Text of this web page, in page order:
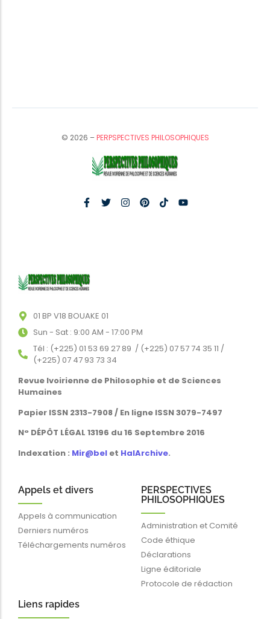
© 2026 –PERPSPECTIVES PHILOSOPHIQUES
01 BP V18 BOUAKE 01
Sun - Sat : 9:00 AM - 17:00 PM
Tél : (+225) 01 53 69 27 89 / (+225) 07 57 74 35 11 /
(+225) 07 47 93 73 34
Revue Ivoirienne de Philosophie et de Sciences
Humaines
Papier ISSN 2313-7908 / En ligne ISSN 3079-7497
N° DÉPÔT LÉGAL 13196 du 16 Septembre 2016
Indexation : Mir@bel et HalArchive.
Appels et divers
Appels à communication
Derniers numéros
Téléchargements numéros
PERSPECTIVES
PHILOSOPHIQUES
Administration et Comité
Code éthique
Déclarations
Ligne éditoriale
Protocole de rédaction
Liens rapides